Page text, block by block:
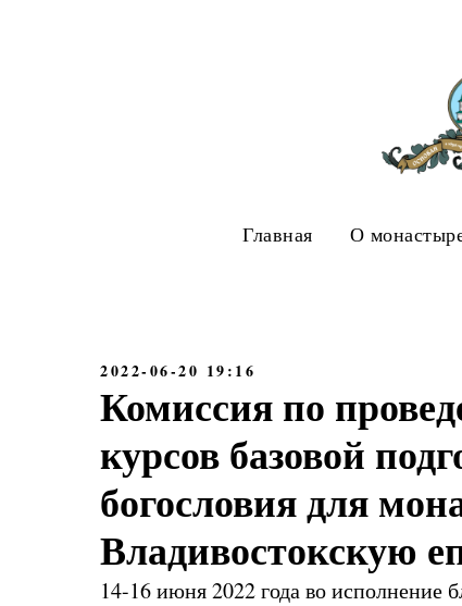
Главная О
2022-06-20 19:16
Комиссия по
курсов базовой
богословия для
Владивостокскую
14-16 июня 2022 года во исполнение